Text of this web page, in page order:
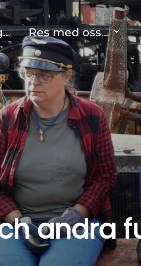
Res med oss…
andra